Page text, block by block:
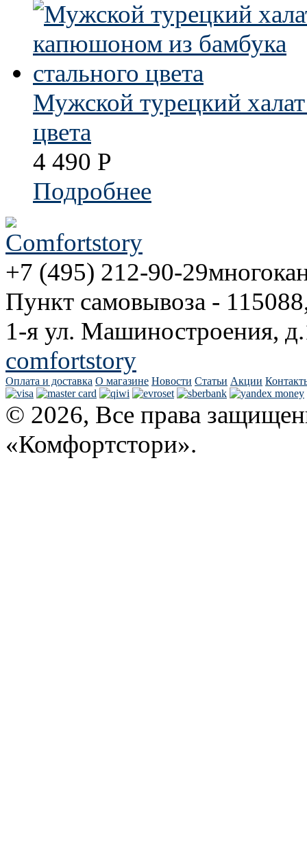
Мужской турецкий
цвета
4 490 Р
Подробнее
+7 (495) 212-90-29
Пункт самовывоза -
1-я ул. Машиностроения,
comfortstory
Оплата и доставка О магазине Новости Статьи Акции
© 2026, Все права
«Комфортстори».